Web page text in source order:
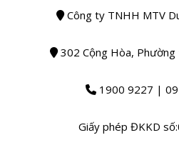
Công ty TNHH MTV
302 Cộng Hòa, Phường
1900 9227 |
Giấy phép ĐKKD